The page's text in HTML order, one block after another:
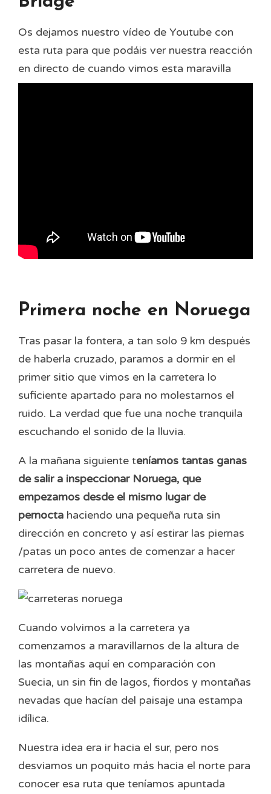
Os dejamos nuestro vídeo de Youtube con
esta ruta para que podáis ver nuestra reacción
en directo de cuando vimos esta maravilla
Primera noche en Noruega
Tras pasar la fontera, a tan solo 9 km después
de haberla cruzado, paramos a dormir en el
primer sitio que vimos en la carretera lo
suficiente apartado para no molestarnos el
ruido. La verdad que fue una noche tranquila
escuchando el sonido de la lluvia.
A la mañana siguiente teníamos tantas ganas
de salir a inspeccionar Noruega, que
empezamos desde el mismo lugar de
pernocta haciendo una pequeña ruta sin
dirección en concreto y así estirar las piernas
/patas un poco antes de comenzar a hacer
carretera de nuevo.
Cuando volvimos a la carretera ya
comenzamos a maravillarnos de la altura de
las montañas aquí en comparación con
Suecia, un sin fin de lagos, fiordos y montañas
nevadas que hacían del paisaje una estampa
idílica.
Nuestra idea era ir hacia el sur, pero nos
desviamos un poquito más hacia el norte para
conocer esa ruta que teníamos apuntada